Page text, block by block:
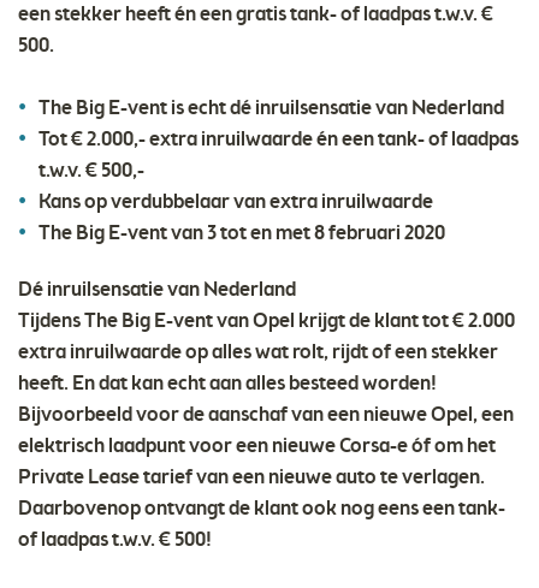
een stekker heeft én een gratis tank- of laadpas t.w.v. €
500.
The Big E-vent is echt dé inruilsensatie van Nederland
Tot € 2.000,- extra inruilwaarde én een tank- of laadpas
t.w.v. € 500,-
Kans op verdubbelaar van extra inruilwaarde
The Big E-vent van 3 tot en met 8 februari 2020
Dé inruilsensatie van Nederland
Tijdens The Big E-vent van Opel krijgt de klant tot € 2.000
extra inruilwaarde op alles wat rolt, rijdt of een stekker
heeft. En dat kan echt aan alles besteed worden!
Bijvoorbeeld voor de aanschaf van een nieuwe Opel, een
elektrisch laadpunt voor een nieuwe Corsa-e óf om het
Private Lease tarief van een nieuwe auto te verlagen.
Daarbovenop ontvangt de klant ook nog eens een tank-
of laadpas t.w.v. € 500!